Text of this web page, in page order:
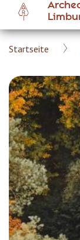
main
content
Startseite